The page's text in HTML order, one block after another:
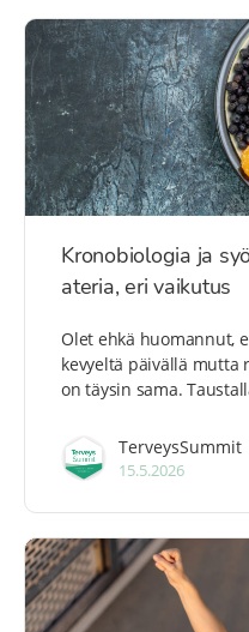
Kronobiologia ja
ateria, eri vaikutus
Olet ehkä huomannut,
kevyeltä päivällä mutta
on täysin sama.
TerveysSummit
15.5.2026